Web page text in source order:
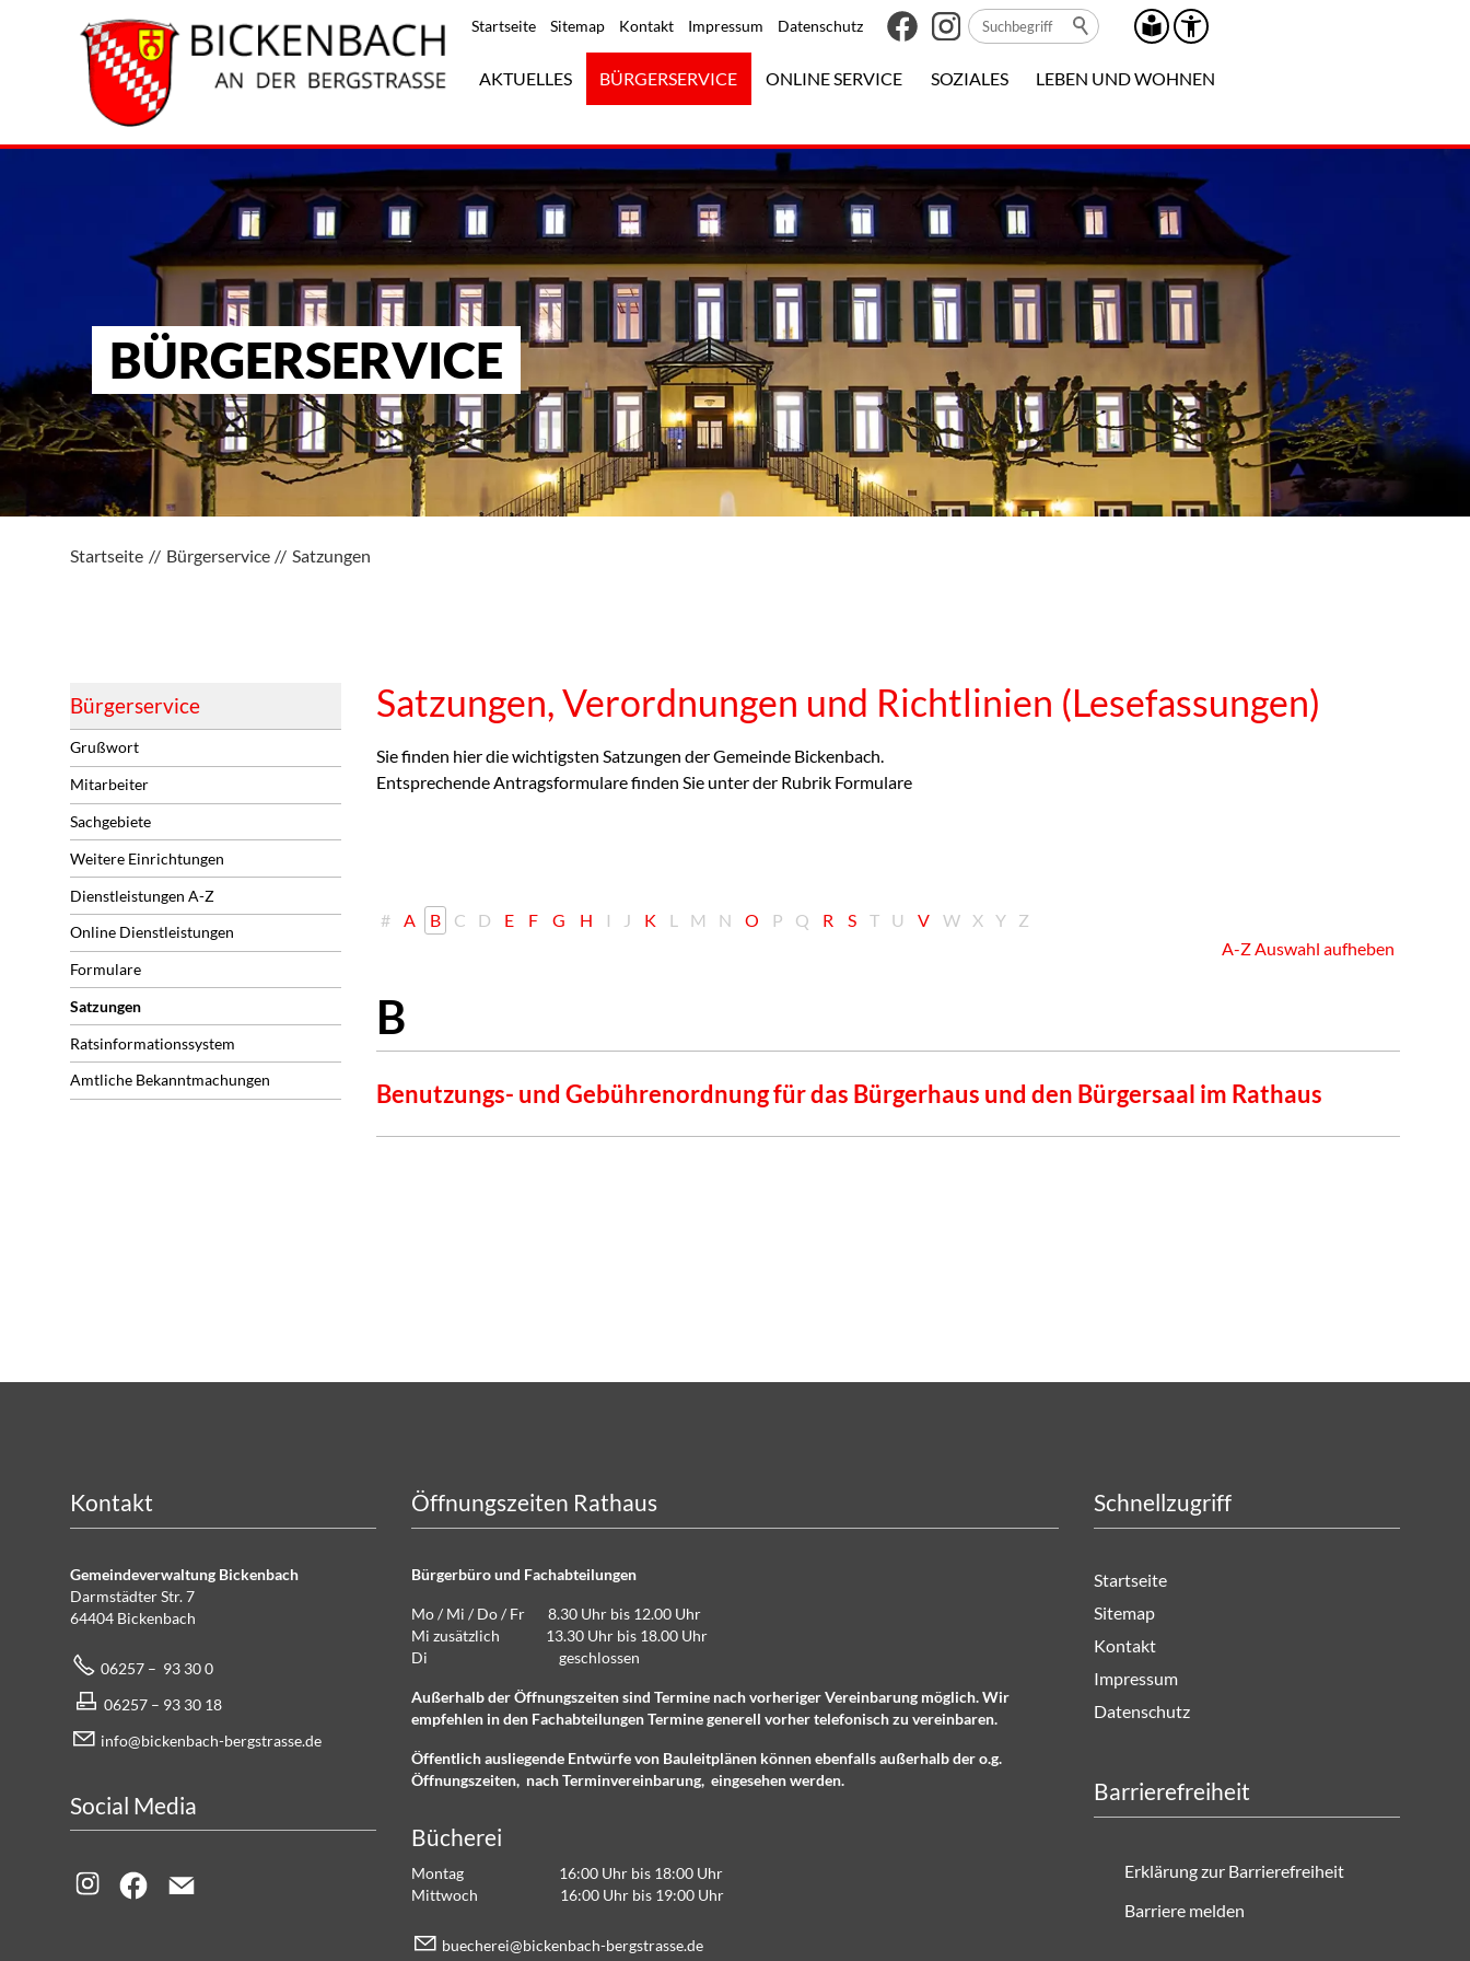
Startseite Sitemap Kontakt Impressum Datenschutz
AKTUELLES BÜRGERSERVICE ONLINE SERVICE SOZIALES LEBEN UND WOHNEN
BÜRGERSERVICE
Startseite Bürgerservice Satzungen
Bürgerservice
Grußwort
Mitarbeiter
Sachgebiete
Weitere Einrichtungen
Dienstleistungen A-Z
Online Dienstleistungen
Formulare
Satzungen
Ratsinformationssystem
Amtliche Bekanntmachungen
Satzungen, Verordnungen und Richtlinien (Lesefassungen)
Sie finden hier die wichtigsten Satzungen der Gemeinde Bickenbach.
Entsprechende Antragsformulare finden Sie unter der Rubrik Formulare
# A B C D E F G H I J K L M N O P Q R S T U V W X Y
Z
A-Z Auswahl aufheben
Benutzungs- und Gebührenordnung für das Bürgerhaus und den Bürgersaal im Rathaus
Kontakt
Gemeindeverwaltung Bickenbach
Darmstädter Str. 7
64404 Bickenbach
06257 – 93 30 0
06257 – 93 30 18
info@bickenbach-bergstrasse.de
Social Media
Öffnungszeiten Rathaus
Bürgerbüro und Fachabteilungen
Mo / Mi / Do / Fr 8.30 Uhr bis 12.00 Uhr
Mi zusätzlich 13.30 Uhr bis 18.00 Uhr
Di geschlossen
Außerhalb der Öffnungszeiten sind Termine nach vorheriger Vereinbarung möglich. Wir
empfehlen in den Fachabteilungen Termine generell vorher telefonisch zu vereinbaren.
Öffentlich ausliegende Entwürfe von Bauleitplänen können ebenfalls außerhalb der o.g.
Öffnungszeiten, nach Terminvereinbarung, eingesehen werden.
Bücherei
Montag 16:00 Uhr bis 18:00 Uhr
Mittwoch 16:00 Uhr bis 19:00 Uhr
b ch r b ck nb ch-b rgstr ss d
Schnellzugriff
Startseite
Sitemap
Kontakt
Impressum
Datenschutz
Barrierefreiheit
Erklärung zur Barrierefreiheit
Barriere melden